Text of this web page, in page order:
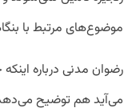
موضوع‌های مرتبط با
رضوان مدنی درباره
می‌آید هم توضیح